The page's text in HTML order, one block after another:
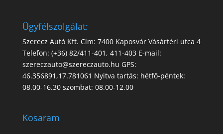
Ügyfélszolgálat:
Szerecz Autó Kft. Cím: 7400 Kaposvár Vásártéri utca 4
Telefon: (+36) 82/411-401, 411-403 E-mail:
szereczauto@szereczauto.hu GPS:
46.356891,17.781061 Nyitva tartás: hétfő-péntek:
08.00-16.30 szombat: 08.00-12.00
Kosaram